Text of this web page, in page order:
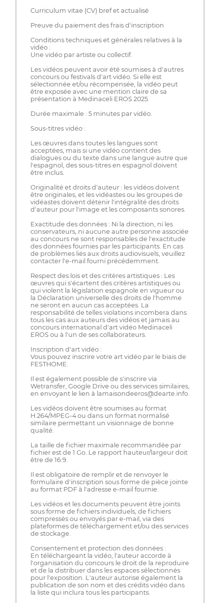
Curriculum vitae (CV) bref et actualisé
Preuve du paiement des frais d'inscription
Conditions techniques et générales relatives à la
vidéo :
Une vidéo par artiste ou collectif.
Les vidéos peuvent avoir été soumises à d'autres
concours ou festivals d'art vidéo. Si elle est
sélectionnée et/ou récompensée, la vidéo peut
être exposée avec une mention claire de sa
présentation à Medinaceli EROS 2025.
Durée maximale : 5 minutes par vidéo.
Sous-titres vidéo :
Les œuvres dans toutes les langues sont
acceptées, mais si une vidéo contient des
dialogues ou du texte dans une langue autre que
l'espagnol, des sous-titres en espagnol doivent
être inclus.
Originalité et droits d'auteur : les vidéos doivent
être originales, et les vidéastes ou les groupes de
vidéastes doivent détenir l'intégralité des droits
d'auteur pour l'image et les composants sonores.
Exactitude des données : Ni la direction, ni les
conservateurs, ni aucune autre personne associée
au concours ne sont responsables de l'exactitude
des données fournies par les participants. En cas
de problèmes liés aux droits audiovisuels, veuillez
contacter l'e-mail fourni précédemment.
Respect des lois et des critères artistiques : Les
œuvres qui s'écartent des critères artistiques ou
qui violent la législation espagnole en vigueur ou
la Déclaration universelle des droits de l'homme
ne seront en aucun cas acceptées. La
responsabilité de telles violations incombera dans
tous les cas aux auteurs des vidéos et jamais au
concours international d'art vidéo Medinaceli
EROS ou à l'un de ses collaborateurs.
Inscription d'art vidéo :
Vous pouvez inscrire votre art vidéo par le biais de
FESTHOME.
Il est également possible de s'inscrire via
Wetransfer, Google Drive ou des services similaires,
en envoyant le lien à lamaisondeeros@dearte.info.
Les vidéos doivent être soumises au format
H.264/MPEG-4 ou dans un format normalisé
similaire permettant un visionnage de bonne
qualité.
La taille de fichier maximale recommandée par
fichier est de 1 Go. Le rapport hauteur/largeur doit
être de 16:9.
Il est obligatoire de remplir et de renvoyer le
formulaire d'inscription sous forme de pièce jointe
au format PDF à l'adresse e-mail fournie.
Les vidéos et les documents peuvent être joints
sous forme de fichiers individuels, de fichiers
compressés ou envoyés par e-mail, via des
plateformes de téléchargement et/ou des services
de stockage.
Consentement et protection des données :
En téléchargeant la vidéo, l'auteur accorde à
l'organisation du concours le droit de la reproduire
et de la distribuer dans les espaces sélectionnés
pour l'exposition. L'auteur autorise également la
publication de son nom et des crédits vidéo dans
la liste qui inclura tous les participants.